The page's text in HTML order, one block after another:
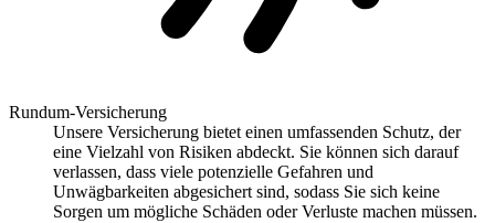
Rundum-Versicherung
Unsere Versicherung bietet einen umfassenden Schutz, der
eine Vielzahl von Risiken abdeckt. Sie können sich darauf
verlassen, dass viele potenzielle Gefahren und
Unwägbarkeiten abgesichert sind, sodass Sie sich keine
Sorgen um mögliche Schäden oder Verluste machen müssen.